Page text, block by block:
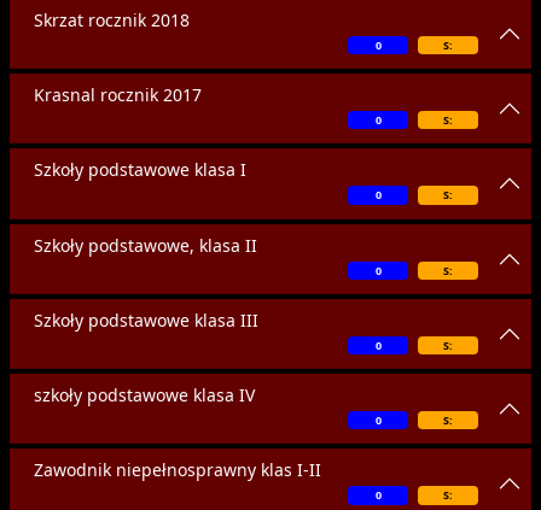
Skrzat rocznik 2018
S:
0
Krasnal rocznik 2017
S:
0
Szkoły podstawowe klasa I
S:
0
Szkoły podstawowe, klasa II
S:
0
Szkoły podstawowe klasa III
S:
0
szkoły podstawowe klasa IV
S:
0
Zawodnik niepełnosprawny klas I-II
S:
0